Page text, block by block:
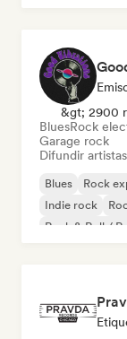
&gt; 2900
BluesRock
Garage rock
Difundir
Blues Rock
Indie rock
Rock & Roll /